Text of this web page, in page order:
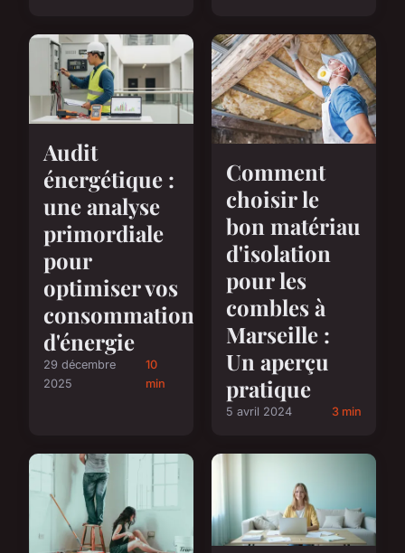
Audit
énergétique :
une analyse
primordiale
pour
optimiser vos
consommations
d'énergie
29 décembre
2025
10
min
Comment
choisir le
bon matériau
d'isolation
pour les
combles à
Marseille :
Un aperçu
pratique
5 avril 2024 3 min